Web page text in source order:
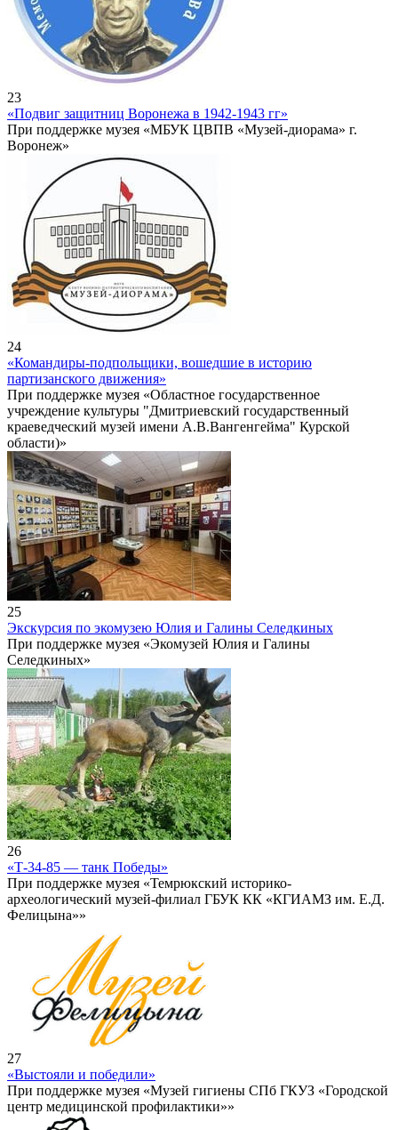
23
«Подвиг защитниц Воронежа в 1942-1943 гг»
При поддержке музея «МБУК ЦВПВ «Музей-диорама» г.
Воронеж»
24
«Командиры-подпольщики, вошедшие в историю
партизанского движения»
При поддержке музея «Областное государственное
учреждение культуры "Дмитриевский государственный
краеведческий музей имени А.В.Вангенгейма" Курской
области)»
25
Экскурсия по экомузею Юлия и Галины Селедкиных
При поддержке музея «Экомузей Юлия и Галины
Селедкиных»
26
«Т-34-85 — танк Победы»
При поддержке музея «Темрюкский историко-
археологический музей-филиал ГБУК КК «КГИАМЗ им. Е.Д.
Фелицына»»
27
«Выстояли и победили»
При поддержке музея «Музей гигиены СПб ГКУЗ «Городской
центр медицинской профилактики»»